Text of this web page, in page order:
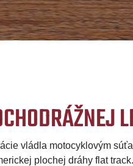
vládla motocyklovým
plochej dráhy flat